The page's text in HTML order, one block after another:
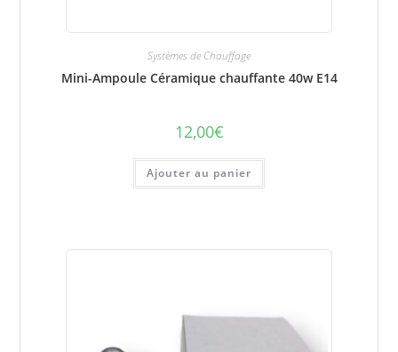
Systèmes de Chauffage
Mini-Ampoule Céramique chauffante 40w E14
12,00€
Ajouter au panier